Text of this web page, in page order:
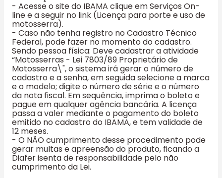
- Acesse o site do IBAMA clique em Serviços On-
line e a seguir no link (Licença para porte e uso de
motosserra).
- Caso não tenha registro no Cadastro Técnico
Federal, pode fazer no momento do cadastro.
Sendo pessoa física: Deve cadastrar a atividade
“Motosserras - Lei 7803/89 Proprietário de
Motosserra\", o sistema irá gerar o número de
cadastro e a senha, em seguida selecione a marca
e o modelo; digite o número de série e o número
da nota fiscal. Em sequência, imprima o boleto e
pague em qualquer agência bancária. A licença
passa a valer mediante o pagamento do boleto
emitido no cadastro do IBAMA, e tem validade de
12 meses.
- O NÃO cumprimento desse procedimento pode
gerar multas e apreensão do produto, ficando a
Diafer isenta de responsabilidade pelo não
cumprimento da Lei.